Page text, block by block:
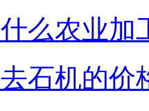
什么农业加
去石机的价